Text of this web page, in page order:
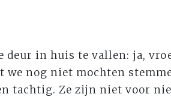
deur in huis te vallen: ja,
nog niet mochten
tachtig. Ze zijn niet voor